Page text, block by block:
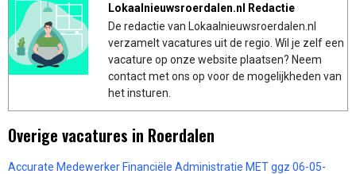
Lokaalnieuwsroerdalen.nl Redactie
De redactie van Lokaalnieuwsroerdalen.nl
verzamelt vacatures uit de regio. Wil je zelf een
vacature op onze website plaatsen? Neem
contact met ons op voor de mogelijkheden van
het insturen.
Overige vacatures in Roerdalen
Accurate Medewerker Financiële Administratie MET ggz 06-05-